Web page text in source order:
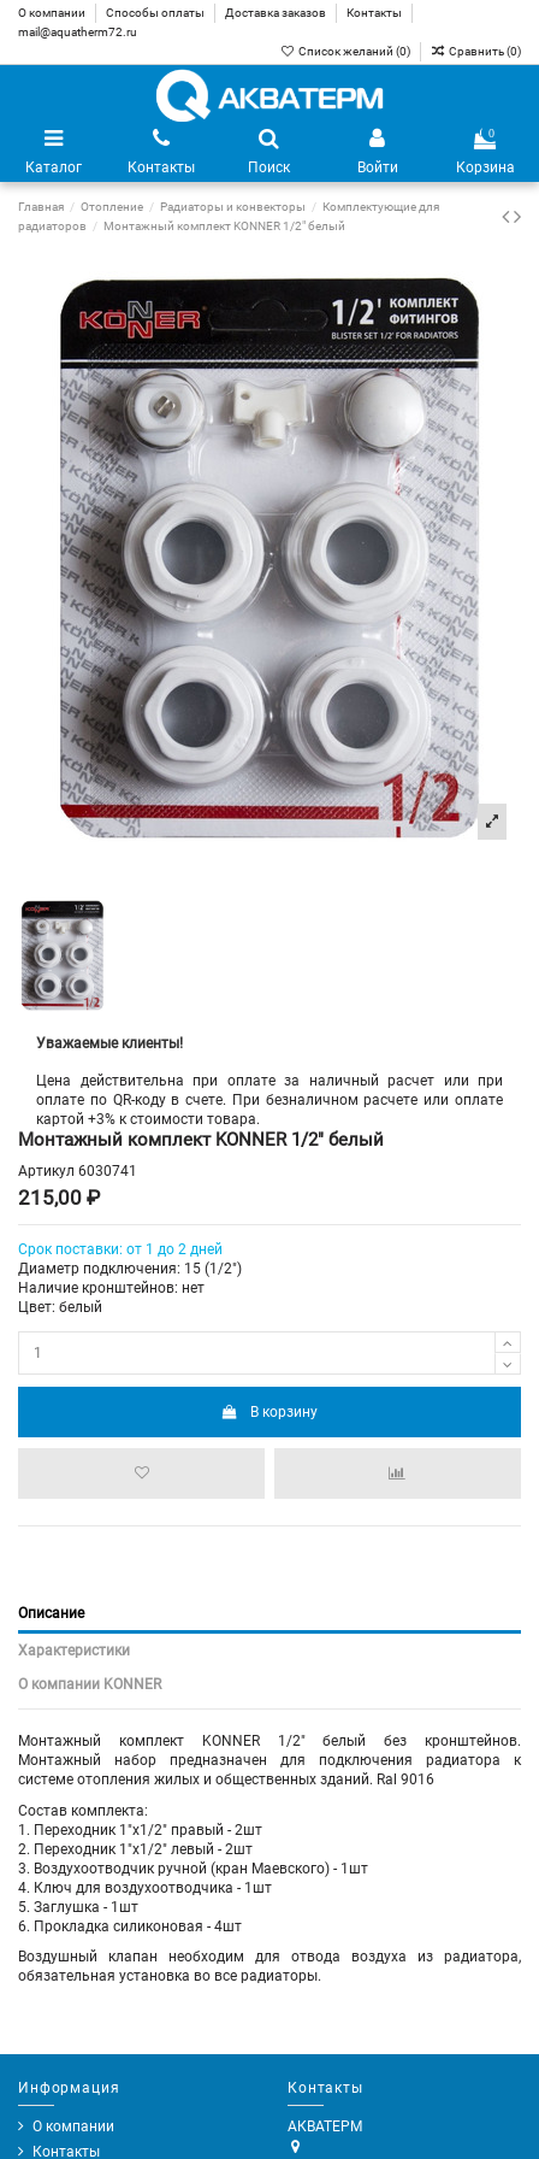
О компании Способы оплаты Доставка заказов
Контакты
mail@aquatherm72.ru
Список желаний (0) Сравнить (0)
Каталог Контакты Поиск Войти
0
Корзина
Главная Отопление Радиаторы и конвекторы
Комплектующие для
радиаторов
Монтажный комплект KONNER 1/2" белый
Уважаемые клиенты!
Цена действительна при оплате за наличный расчет или при
оплате по QR-коду в счете. При безналичном расчете или оплате
картой +3% к стоимости товара.
Монтажный комплект KONNER 1/2" белый
Артикул 6030741
215,00 ₽
Срок поставки: от 1 до 2 дней
Диаметр подключения: 15 (1/2")
Наличие кронштейнов: нет
Цвет: белый
В корзину
Описание
Характеристики
О компании KONNER
Монтажный комплект KONNER 1/2" белый без кронштейнов.
Монтажный набор предназначен для подключения радиатора к
системе отопления жилых и общественных зданий. Ral 9016
Состав комплекта:
1. Переходник 1"х1/2" правый - 2шт
2. Переходник 1"х1/2" левый - 2шт
3. Воздухоотводчик ручной (кран Маевского) - 1шт
4. Ключ для воздухоотводчика - 1шт
5. Заглушка - 1шт
6. Прокладка силиконовая - 4шт
Воздушный клапан необходим для отвода воздуха из радиатора,
обязательная установка во все радиаторы.
Информация
О компании
Контакты
Контакты
АКВАТЕРМ